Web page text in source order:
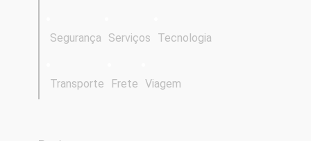
Segurança Serviços Tecnologia
Transporte Frete Viagem